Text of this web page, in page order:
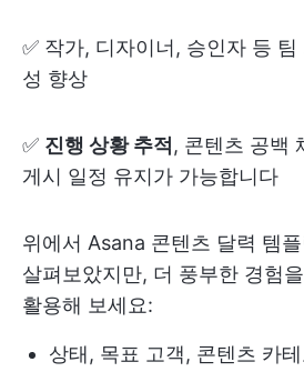
✅ 작가, 디자이너, 승인자 등
성 향상
✅ 진행 상황 추적 , 콘텐츠 공백
게시 일정 유지가 가능합니다
위에서 Asana 콘텐츠 달력 템
살펴보았지만, 더 풍부한 경험
활용해 보세요:
상태, 목표 고객, 콘텐츠 카